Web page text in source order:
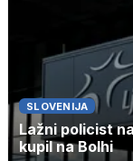
SLOVENIJA
Lažni policist
kupil na Bolhi